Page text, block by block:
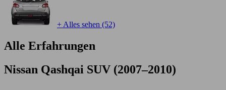
+ Alles sehen (52)
Alle Erfahrungen
Nissan Qashqai SUV (2007–2010)